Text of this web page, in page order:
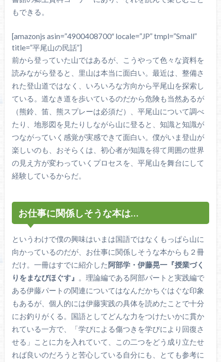
もできる。
[amazonjs asin=”4900408700″ locale=”JP” tmpl=”Small”
title=”平尾山の民話”]
前から登っていた山ではあるが、こうやって色々な資料を
読みながら登ると、里山は本当に面白い。最近は、整備さ
れた登山道ではなく、いろいろな方向から平尾山を探索し
ている。道なき道を歩いているのだから危険も当然あるが
（熊鈴、笛、熊スプレーは必須だ）、平尾山について調べ
たり、地形図を見たりしながら山に登ると、知識と知識が
つながっていく感覚が実感できて面白い。僕がいま登山が
楽しいのも、おそらくは、初心者が知識を得て周囲の世界
の見え方が変わっていくプロセスを、平尾山を舞台にして
経験しているからだ。
お仕事に関係しそうな本は…
というわけで僕の興味はいまは国語ではなくもっぱら山に
向かっているのだが、お仕事に関係しそうな本からも２冊
だけ。一冊はすでに紹介した阿部学・伊藤晃一『授業づく
りをまなびほぐす』 。理論編である阿部パートと実践編で
ある伊藤パートの関連についてはなんだかちぐはぐな印象
もあるが、個人的には伊藤実践の具体を読めたことで十分
にお釣りがくる。国語としてどんな力をつけたいかに貫か
れている一方で、「学びによる傷つきを学びにより回復さ
せる」ことに力を入れていて、この二つをどう成り立たせ
れば良いのだろうと苦心している自分にも、とても参考に